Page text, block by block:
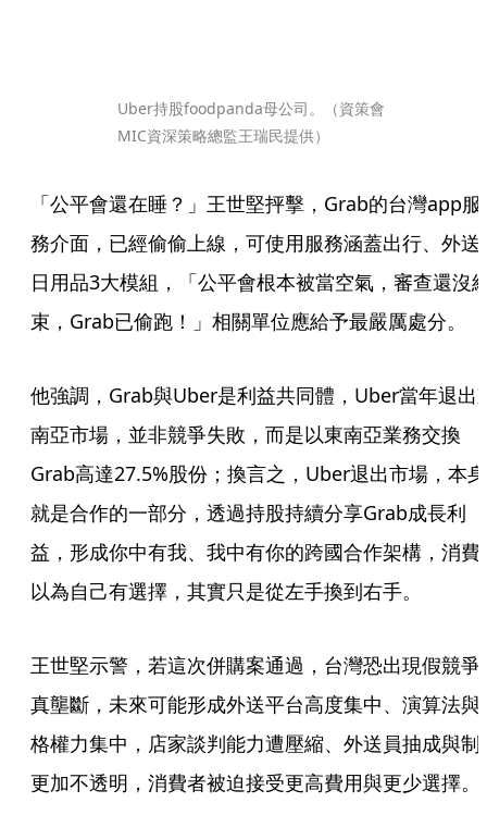
Uber持股foodpanda母公司。（資策會
MIC資深策略總監王瑞民提供）
「公平會還在睡？」王世堅抨擊，Grab的台灣app服
務介面，已經偷偷上線，可使用服務涵蓋出行、外送
日用品3大模組，「公平會根本被當空氣，審查還沒
束，Grab已偷跑！」相關單位應給予最嚴厲處分。
他強調，Grab與Uber是利益共同體，Uber當年退出
南亞市場，並非競爭失敗，而是以東南亞業務交換
Grab高達27.5%股份；換言之，Uber退出市場，本身
就是合作的一部分，透過持股持續分享Grab成長利
益，形成你中有我、我中有你的跨國合作架構，消費
以為自己有選擇，其實只是從左手換到右手。
王世堅示警，若這次併購案通過，台灣恐出現假競爭
真壟斷，未來可能形成外送平台高度集中、演算法與
格權力集中，店家談判能力遭壓縮、外送員抽成與制
更加不透明，消費者被迫接受更高費用與更少選擇。